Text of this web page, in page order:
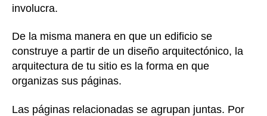
involucra.
De la misma manera en que un edificio se
construye a partir de un diseño arquitectónico, la
arquitectura de tu sitio es la forma en que
organizas sus páginas.
Las páginas relacionadas se agrupan juntas. Por